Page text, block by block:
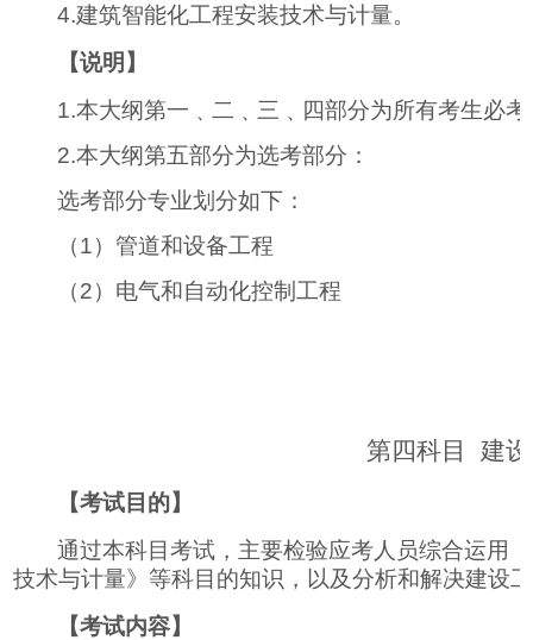
4.建筑智能化工程安装技术与计量。
【说明】
1.本大纲第一﹑二﹑三﹑四部分为所有考生必
2.本大纲第五部分为选考部分：
选考部分专业划分如下：
（1）管道和设备工程
（2）电气和自动化控制工程
第四科目 建
【考试目的】
通过本科目考试，主要检验应考人员综合运用
技术与计量》等科目的知识，以及分析和解决建设
【考试内容】